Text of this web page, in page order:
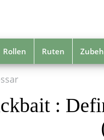
Rollen Ruten
: